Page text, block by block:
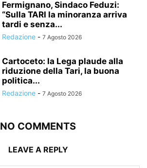
Fermignano, Sindaco Feduzi:
“Sulla TARI la minoranza arriva
tardi e senza...
Redazione - 7 Agosto 2026
Cartoceto: la Lega plaude alla
riduzione della Tari, la buona
politica...
Redazione - 7 Agosto 2026
NO COMMENTS
LEAVE A REPLY